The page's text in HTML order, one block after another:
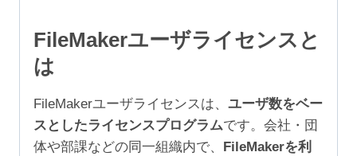
FileMakerユーザライセンスと
は
FileMakerユーザライセンスは、 ユーザ数をベー
スとしたライセンスプログラムです。会社・団
体や部課などの同一組織内で、
FileMakerを利